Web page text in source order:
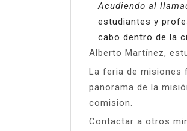
Acudiendo al
estudiantes y
cabo dentro de la
Alberto Martínez,
La feria de misiones
panorama de la
comision.
Contactar a otros